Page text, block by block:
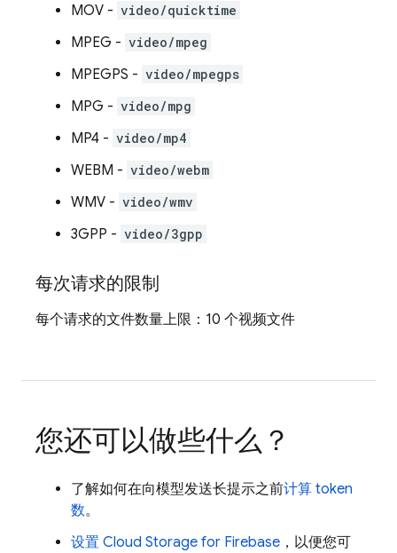
MOV - video/quicktime
MPEG - video/mpeg
MPEGPS - video/mpegps
MPG - video/mpg
MP4 - video/mp4
WEBM - video/webm
WMV - video/wmv
3GPP - video/3gpp
每次请求的限制
每个请求的文件数量上限：10 个视频文件
您还可以做些什么？
了解如何在向模型发送长提示之前计算 token
数。
设置 Cloud Storage for Firebase ，以便您可